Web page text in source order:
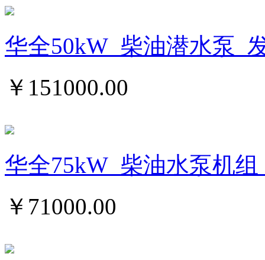
华全50kW_柴油潜水泵_
￥ 151000.00
华全75kW_柴油水泵机
￥ 71000.00